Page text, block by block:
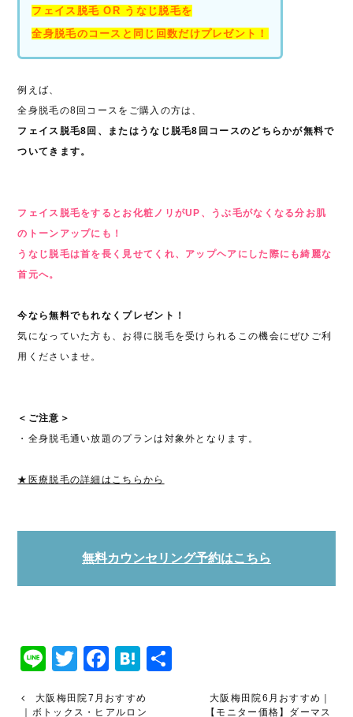
フェイス脱毛 OR うなじ脱毛を
全身脱毛のコースと同じ回数だけプレゼント！
例えば、
全身脱毛の8回コースをご購入の方は、
フェイス脱毛8回、またはうなじ脱毛8回コースのどちらかが無料で
ついてきます。
フェイス脱毛をするとお化粧ノリがUP、うぶ毛がなくなる分お肌
のトーンアップにも！
うなじ脱毛は首を長く見せてくれ、アップヘアにした際にも綺麗な
首元へ。
今なら無料でもれなくプレゼント！
気になっていた方も、お得に脱毛を受けられるこの機会にぜひご利
用くださいませ。
＜ご注意＞
・全身脱毛通い放題のプランは対象外となります。
★医療脱毛の詳細はこちらから
無料カウンセリング予約はこちら
LineTwitter
Facebook
Hatena
大阪梅田院7月おすすめ
｜ボトックス・ヒアルロン
大阪梅田院6月おすすめ｜
【モニター価格】ダーマス